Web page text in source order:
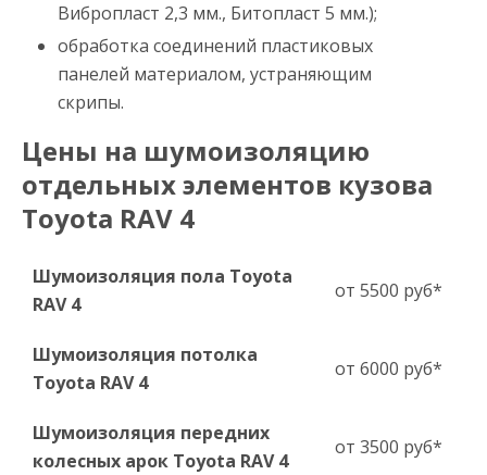
Вибропласт 2,3 мм., Битопласт 5 мм.);
обработка соединений пластиковых
панелей материалом, устраняющим
скрипы.
Цены на шумоизоляцию
отдельных элементов кузова
Toyota RAV 4
Шумоизоляция пола Toyota
RAV 4
от 5500 руб*
Шумоизоляция потолка
Toyota RAV 4
от 6000 руб*
Шумоизоляция передних
колесных арок Toyota RAV 4
от 3500 руб*